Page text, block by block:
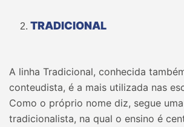
TRADICIONAL
A linha Tradicional, conhecida
conteudista, é a mais utilizada nas
Como o próprio nome diz, segue
tradicionalista, na qual o ensino é